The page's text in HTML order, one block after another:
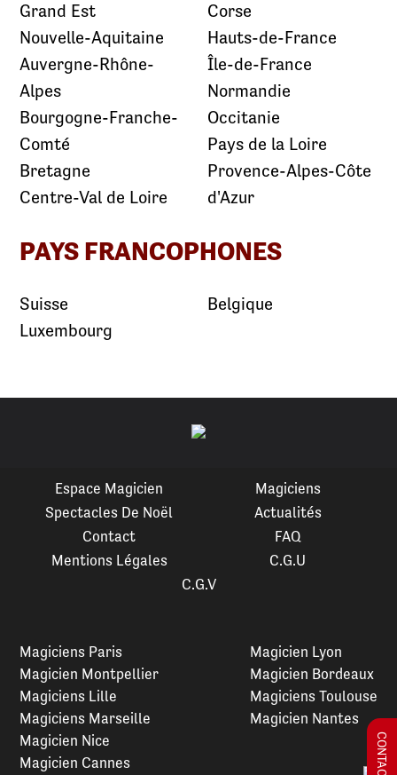
Grand Est
Nouvelle-Aquitaine
Auvergne-Rhône-
Alpes
Bourgogne-Franche-
Comté
Bretagne
Centre-Val de Loire
Corse
Hauts-de-France
Île-de-France
Normandie
Occitanie
Pays de la Loire
Provence-Alpes-Côte
d'Azur
PAYS FRANCOPHONES
Suisse
Luxembourg
Belgique
Espace Magicien
Magiciens
Spectacles De Noël
Actualités
Contact
FAQ
Mentions Légales
C.G.U
C.G.V
Magiciens Paris
Magicien Montpellier
Magiciens Lille
Magiciens Marseille
Magicien Lyon
Magicien Bordeaux
Magiciens Toulouse
Magicien Nantes
Magicien Nice
Magicien Cannes